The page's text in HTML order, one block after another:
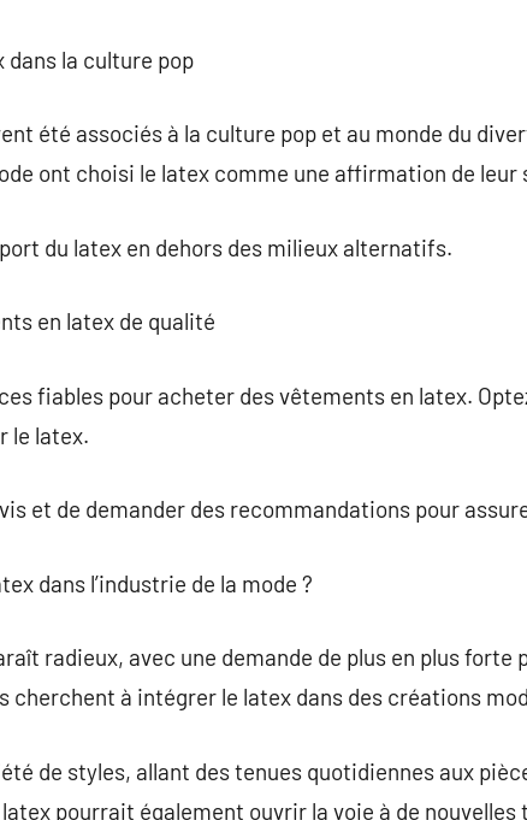
dans la culture pop
été associés à la culture pop et au monde du
ont choisi le latex comme une affirmation de leur
du latex en dehors des milieux alternatifs.
en latex de qualité
fiables pour acheter des vêtements en latex.
le latex.
et de demander des recommandations pour
dans l’industrie de la mode ?
radieux, avec une demande de plus en plus forte
à intégrer le latex dans des créations
de styles, allant des tenues quotidiennes aux
latex pourrait également ouvrir la voie à de